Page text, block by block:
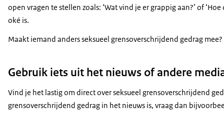
open vragen te stellen zoals: ‘Wat vind je er grappig aan?’ of
oké is.
Maakt iemand anders seksueel grensoverschrijdend gedrag
Gebruik iets uit het nieuws of andere
Vind je het lastig om direct over seksueel grensoverschrijdend
grensoverschrijdend gedrag in het nieuws is, vraag dan